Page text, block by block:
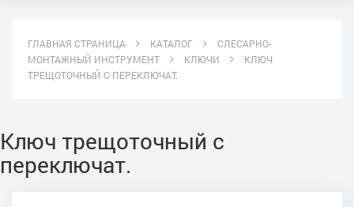
ГЛАВНАЯ СТРАНИЦА КАТАЛОГ
СЛЕСАРНО-
МОНТАЖНЫЙ ИНСТРУМЕНТ
КЛЮЧИ
КЛЮЧ
ТРЕЩОТОЧНЫЙ С ПЕРЕКЛЮЧАТ.
Ключ трещоточный с
переключат.